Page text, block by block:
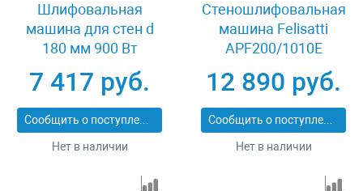
Шлифовальная
машина для стен d
180 мм 900 Вт
подсветка STEHER
DWH-900
7 417 руб.
Сообщить о поступлении
Нет в наличии
Стеношлифовальная
машина Felisatti
APF200/1010E
12 890 руб.
Сообщить о поступлении
Нет в наличии